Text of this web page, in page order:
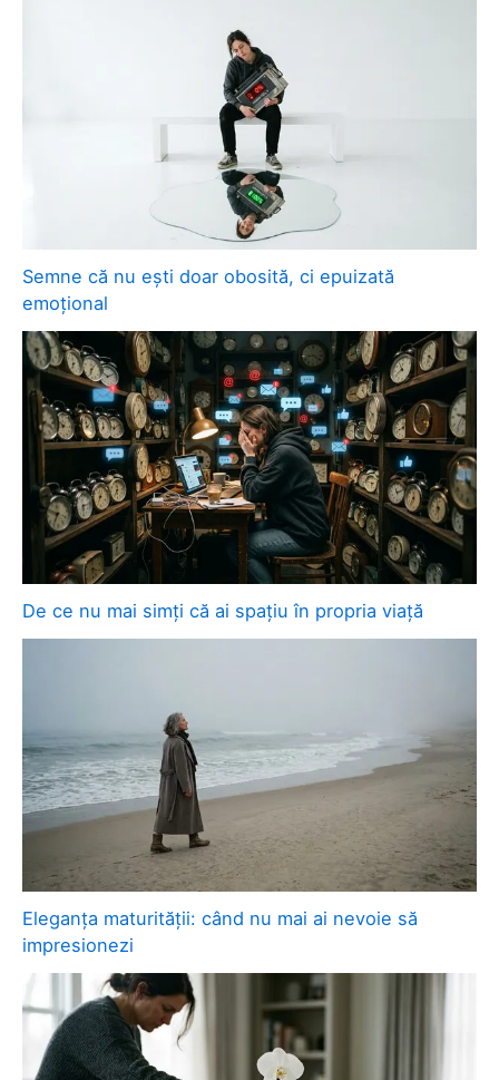
Semne că nu ești doar obosită, ci epuizată
emoțional
De ce nu mai simți că ai spațiu în propria viață
Eleganța maturității: când nu mai ai nevoie să
impresionezi